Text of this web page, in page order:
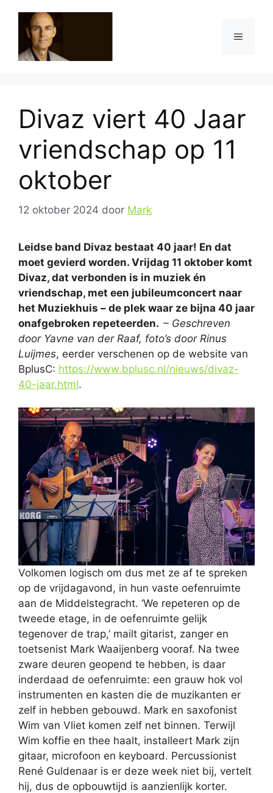
inhoud
Menu
Divaz viert 40 Jaar
vriendschap op 11
oktober
12 oktober 2024 door Mark
Leidse band Divaz bestaat 40 jaar! En dat
moet gevierd worden. Vrijdag 11 oktober komt
Divaz, dat verbonden is in muziek én
vriendschap, met een jubileumconcert naar
het Muziekhuis – de plek waar ze bijna 40 jaar
onafgebroken repeteerden. – Geschreven
door Yavne van der Raaf, foto’s door Rinus
Luijmes, eerder verschenen op de website van
BplusC: https://www.bplusc.nl/nieuws/divaz-
40-jaar.html.
Volkomen logisch om dus met ze af te spreken
op de vrijdagavond, in hun vaste oefenruimte
aan de Middelstegracht. ‘We repeteren op de
tweede etage, in de oefenruimte gelijk
tegenover de trap,’ mailt gitarist, zanger en
toetsenist Mark Waaijenberg vooraf. Na twee
zware deuren geopend te hebben, is daar
inderdaad de oefenruimte: een grauw hok vol
instrumenten en kasten die de muzikanten er
zelf in hebben gebouwd. Mark en saxofonist
Wim van Vliet komen zelf net binnen. Terwijl
Wim koffie en thee haalt, installeert Mark zijn
gitaar, microfoon en keyboard. Percussionist
René Guldenaar is er deze week niet bij, vertelt
hij, dus de opbouwtijd is aanzienlijk korter.